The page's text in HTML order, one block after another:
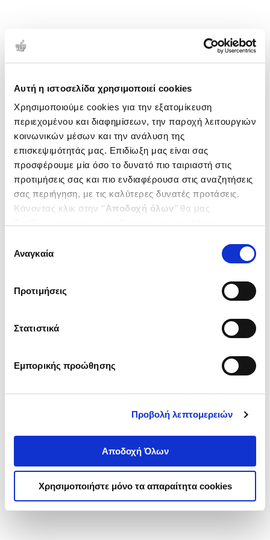
Αυτή η ιστοσελίδα χρησιμοποιεί cookies
Χρησιμοποιούμε cookies για την εξατομίκευση
περιεχομένου και διαφημίσεων, την παροχή λειτουργιών
κοινωνικών μέσων και την ανάλυση της
επισκεψιμότητάς μας. Επιδίωξη μας είναι σας
προσφέρουμε μία όσο το δυνατό πιο ταιριαστή στις
προτιμήσεις σας και πιο ενδιαφέρουσα στις αναζητήσεις
σας περιήγηση, με τις καλύτερες δυνατές προτάσεις.
Κάνοντας κλικ στην ‘’Αποδοχή όλων’’ θα μας
ενδιαφέρουν και να επιλέξετε από τα παρακάτω με την
΄΄και να ενημερωθείτε σχετικά με
συγκατάθεσης
Αναγκαία
Προτιμήσεις
Στατιστικά
Εμπορικής προώθησης
Προβολή λεπτομερειών
Αποδοχή Όλων
Χρησιμοποιήστε μόνο τα απαραίτητα cookies